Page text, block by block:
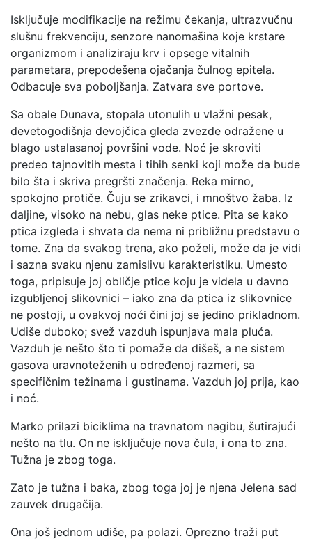
Isključuje modifikacije na režimu čekanja, ultrazvučnu
slušnu frekvenciju, senzore nanomašina koje krstare
organizmom i analiziraju krv i opsege vitalnih
parametara, prepodešena ojačanja čulnog epitela.
Odbacuje sva poboljšanja. Zatvara sve portove.
Sa obale Dunava, stopala utonulih u vlažni pesak,
devetogodišnja devojčica gleda zvezde odražene u
blago ustalasanoj površini vode. Noć je skroviti
predeo tajnovitih mesta i tihih senki koji može da bude
bilo šta i skriva pregršti značenja. Reka mirno,
spokojno protiče. Čuju se zrikavci, i mnoštvo žaba. Iz
daljine, visoko na nebu, glas neke ptice. Pita se kako
ptica izgleda i shvata da nema ni približnu predstavu o
tome. Zna da svakog trena, ako poželi, može da je vidi
i sazna svaku njenu zamislivu karakteristiku. Umesto
toga, pripisuje joj obličje ptice koju je videla u davno
izgubljenoj slikovnici – iako zna da ptica iz slikovnice
ne postoji, u ovakvoj noći čini joj se jedino prikladnom.
Udiše duboko; svež vazduh ispunjava mala pluća.
Vazduh je nešto što ti pomaže da dišeš, a ne sistem
gasova uravnoteženih u određenoj razmeri, sa
specifičnim težinama i gustinama. Vazduh joj prija, kao
i noć.
Marko prilazi biciklima na travnatom nagibu, šutirajući
nešto na tlu. On ne isključuje nova čula, i ona to zna.
Tužna je zbog toga.
Zato je tužna i baka, zbog toga joj je njena Jelena sad
zauvek drugačija.
Ona još jednom udiše, pa polazi. Oprezno traži put